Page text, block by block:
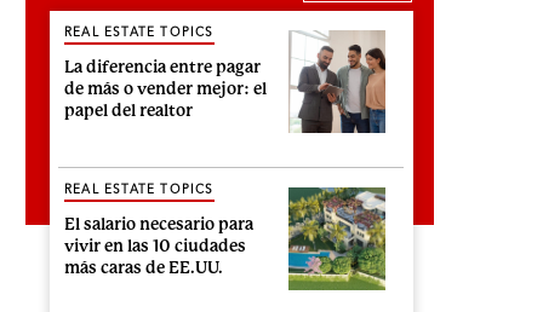
La diferencia entre pagar
de más o vender mejor: el
papel del realtor
REAL ESTATE TOPICS
El salario necesario para
vivir en las 10 ciudades
más caras de EE.UU.
REAL ESTATE TOPICS